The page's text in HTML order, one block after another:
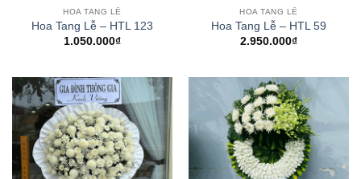
HOA TANG LỄ
Hoa Tang Lễ – HTL 123
1.050.000₫
HOA TANG LỄ
Hoa Tang Lễ – HTL 59
2.950.000₫